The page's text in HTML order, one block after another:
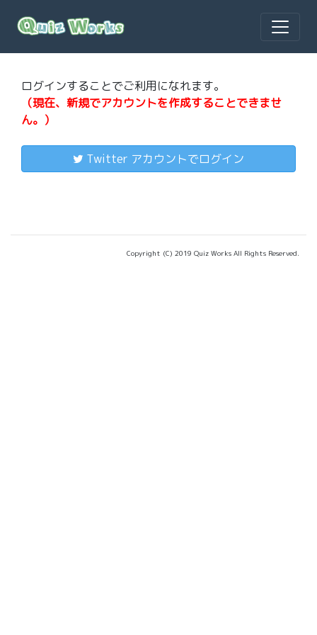
ログインすることでご利用になれます。
（現在、新規でアカウントを作成することできませ
ん。）
Twitter アカウントでログイン
Copyright (C) 2019 Quiz Works All Rights Reserved.